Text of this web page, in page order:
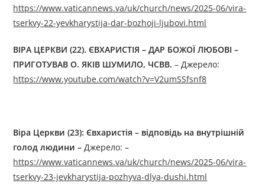
https://www.vaticannews.va/uk/church/news/2025-06/vira-
tserkvy-22-yevkharystija-dar-bozhoji-ljubovi.html
ВІРА ЦЕРКВИ (22).ЄВХАРИСТІЯ – ДАР БОЖОЇ ЛЮБОВІ –
ПРИГОТУВАВ О. ЯКІВ ШУМИЛО, ЧСВВ.– Джерелo:
https://www.youtube.com/watch?v=V2umSSfsnf8
Віра Церкви (23): Євхаристія – відповідь на внутрішній
голод людини –Джерелo: –
https://www.vaticannews.va/uk/church/news/2025-06/vira-
tserkvy-23-jevkharystija-pozhyva-dlya-dushi.html